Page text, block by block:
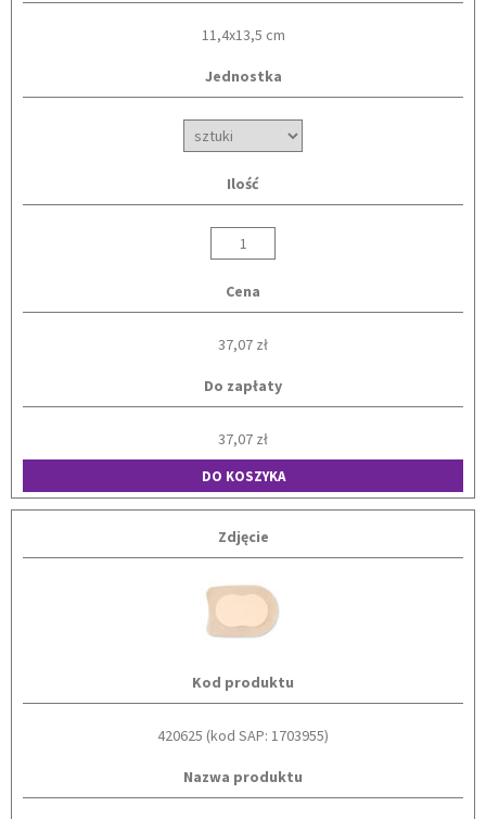
11,4x13,5 cm
Jednostka
Ilość
Cena
37,07 zł
Do zapłaty
37,07 zł
DO KOSZYKA
Zdjęcie
Kod produktu
420625 (kod SAP: 1703955)
Nazwa produktu